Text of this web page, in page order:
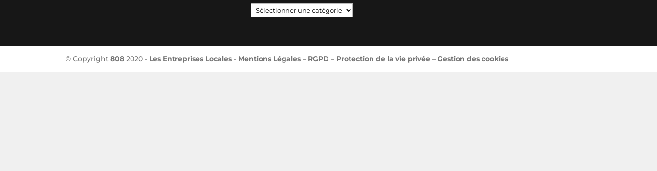
Catégories
© Copyright808 2020 - Les Entreprises Locales - Mentions Légales – RGPD – Protection de la vie privée – Gestion des cookies